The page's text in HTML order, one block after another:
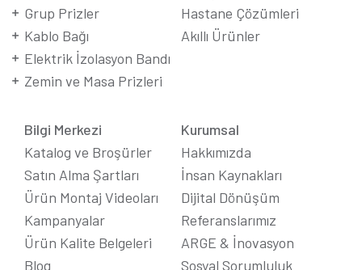
Grup Prizler
Kablo Bağı
Elektrik İzolasyon Bandı
Zemin ve Masa Prizleri
Hastane Çözümleri
Akıllı Ürünler
Bilgi Merkezi
Katalog ve Broşürler
Satın Alma Şartları
Ürün Montaj Videoları
Kampanyalar
Ürün Kalite Belgeleri
Blog
Kurumsal
Hakkımızda
İnsan Kaynakları
Dijital Dönüşüm
Referanslarımız
ARGE & İnovasyon
Sosyal Sorumluluk